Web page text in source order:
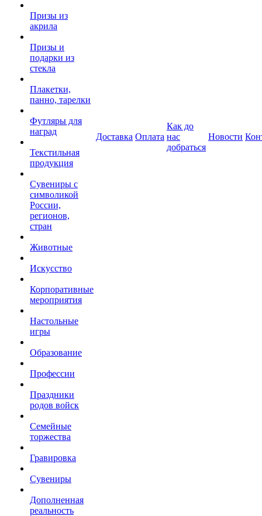
Призы из
акрила
Призы и
подарки из
стекла
Плакетки,
панно, тарелки
Футляры для
наград
Текстильная
продукция
Сувениры с
символикой
России,
регионов,
стран
Животные
Искусство
Корпоративные
мероприятия
Настольные
игры
Образование
Профессии
Праздники
родов войск
Семейные
торжества
Гравировка
Сувениры
Дополненная
реальность
Доставка Оплата
Как до
нас
добраться
Новости